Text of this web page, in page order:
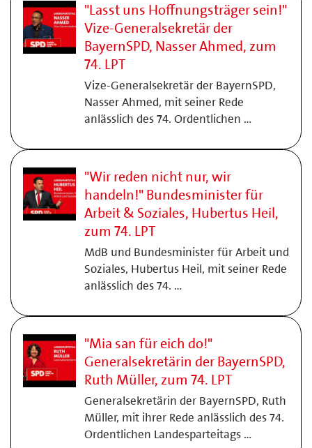
"Lasst uns Hoffnungsträger sein!"
Vize-Generalsekretär der
BayernSPD, Nasser Ahmed, zum
74. LPT
Vize-Generalsekretär der BayernSPD,
Nasser Ahmed, mit seiner Rede
anlässlich des 74. Ordentlichen …
"Wir reden nicht nur, wir
handeln!" Bundesminister für
Arbeit & Soziales, Hubertus Heil,
zum 74. LPT
MdB und Bundesminister für Arbeit und
Soziales, Hubertus Heil, mit seiner Rede
anlässlich des 74. …
"Mia san für eich do!"
Generalsekretärin der BayernSPD,
Ruth Müller, zum 74. LPT
Generalsekretärin der BayernSPD, Ruth
Müller, mit ihrer Rede anlässlich des 74.
Ordentlichen Landesparteitags …